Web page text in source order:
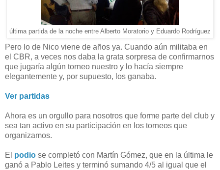
última partida de la noche entre Alberto Moratorio y Eduardo Rodríguez
Pero lo de Nico viene de años ya. Cuando aún militaba en
el CBR, a veces nos daba la grata sorpresa de confirmarnos
que jugaría algún torneo nuestro y lo hacía siempre
elegantemente y, por supuesto, los ganaba.
Ver partidas
Ahora es un orgullo para nosotros que forme parte del club y
sea tan activo en su participación en los torneos que
organizamos.
El podio se completó con Martín Gómez, que en la última le
ganó a Pablo Leites y terminó sumando 4/5 al igual que el